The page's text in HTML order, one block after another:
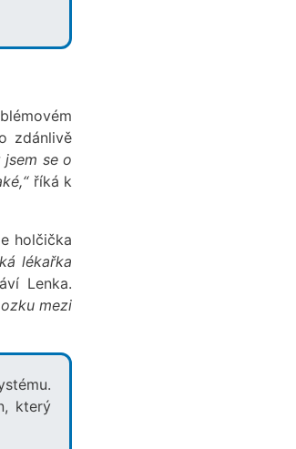
zdánlivě
jsem se o
říká k
holčička
lékařka
Lenka.
mezi
který